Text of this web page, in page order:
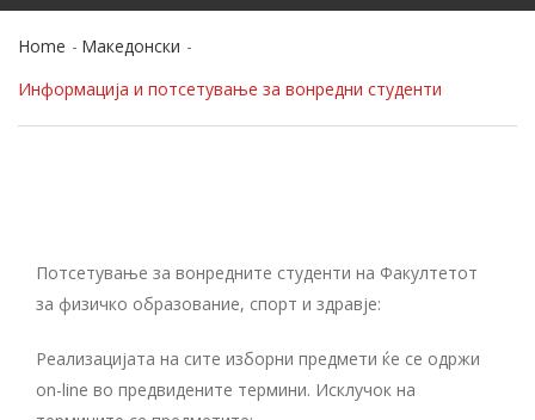
Home
Македонски
Информација и потсетување за вонредни студенти
Потсетување за вонредните студенти на Факултетот
за физичко образование, спорт и здравје:
Реализацијата на сите изборни предмети ќе се одржи
on-line во предвидените термини. Исклучок на